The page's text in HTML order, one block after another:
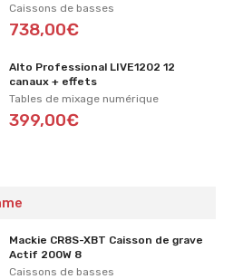
Caissons de basses
738,00€
Alto Professional LIVE1202 12
canaux + effets
Tables de mixage numérique
399,00€
Mackie CR8S-XBT Caisson de grave
Actif 200W 8
Caissons de basses